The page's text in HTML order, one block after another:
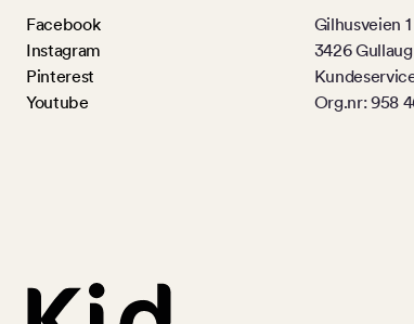
Facebook
Instagram
Pinterest
Youtube
Gilhusveien 1
3426 Gullaug
Org.nr: 958